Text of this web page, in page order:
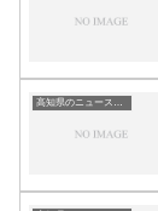
高知県のニュース一覧